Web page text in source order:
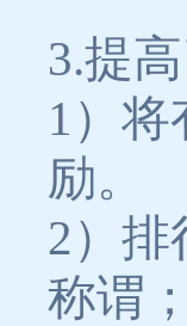
3.提
1）
励。
2）排
称谓